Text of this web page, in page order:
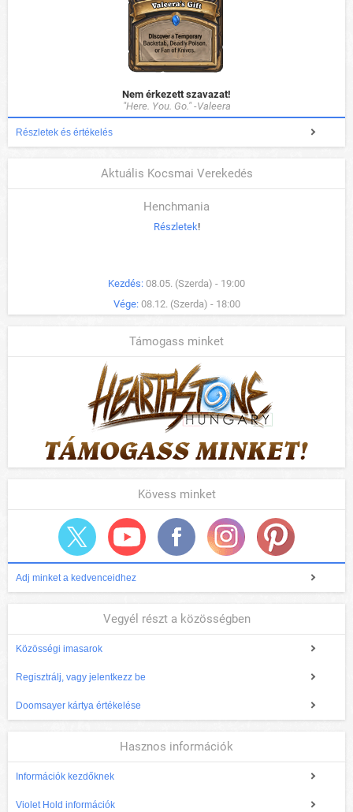
Nem érkezett szavazat!
"Here. You. Go." -Valeera
Részletek és értékelés
Aktuális Kocsmai Verekedés
Henchmania
Részletek!
Kezdés: 08.05. (Szerda) - 19:00
Vége: 08.12. (Szerda) - 18:00
Támogass minket
Kövess minket
Adj minket a kedvenceidhez
Vegyél részt a közösségben
Közösségi imasarok
Regisztrálj, vagy jelentkezz be
Doomsayer kártya értékelése
Hasznos információk
Információk kezdőknek
Violet Hold információk